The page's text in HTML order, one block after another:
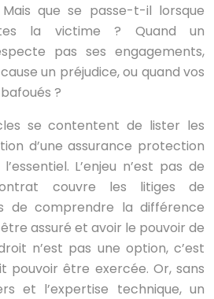
que se passe-t-il lorsque
la victime ? Quand un
pas ses engagements,
un préjudice, ou quand vos
?
se contentent de lister les
d’une assurance protection
L’enjeu n’est pas de
couvre les litiges de
de comprendre la différence
assuré et avoir le pouvoir de
n’est pas une option, c’est
pouvoir être exercée. Or, sans
et l’expertise technique, un